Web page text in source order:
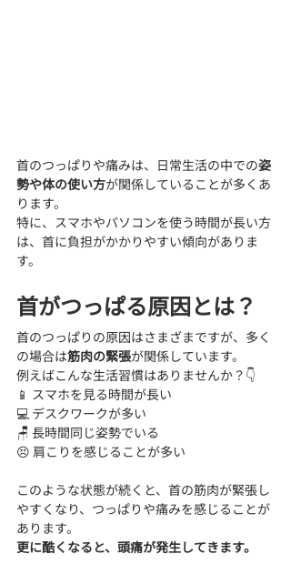
首のつっぱりや痛みは、日常生活の中での姿
勢や体の使い方が関係していることが多くあ
ります。
特に、スマホやパソコンを使う時間が長い方
は、首に負担がかかりやすい傾向がありま
す。
首がつっぱる原因とは？
首のつっぱりの原因はさまざまですが、多く
の場合は筋肉の緊張が関係しています。
例えばこんな生活習慣はありませんか？👇
📱 スマホを見る時間が長い
💻 デスクワークが多い
🪑 長時間同じ姿勢でいる
😣 肩こりを感じることが多い
このような状態が続くと、首の筋肉が緊張し
やすくなり、つっぱりや痛みを感じることが
あります。
更に酷くなると、頭痛が発生してきます。